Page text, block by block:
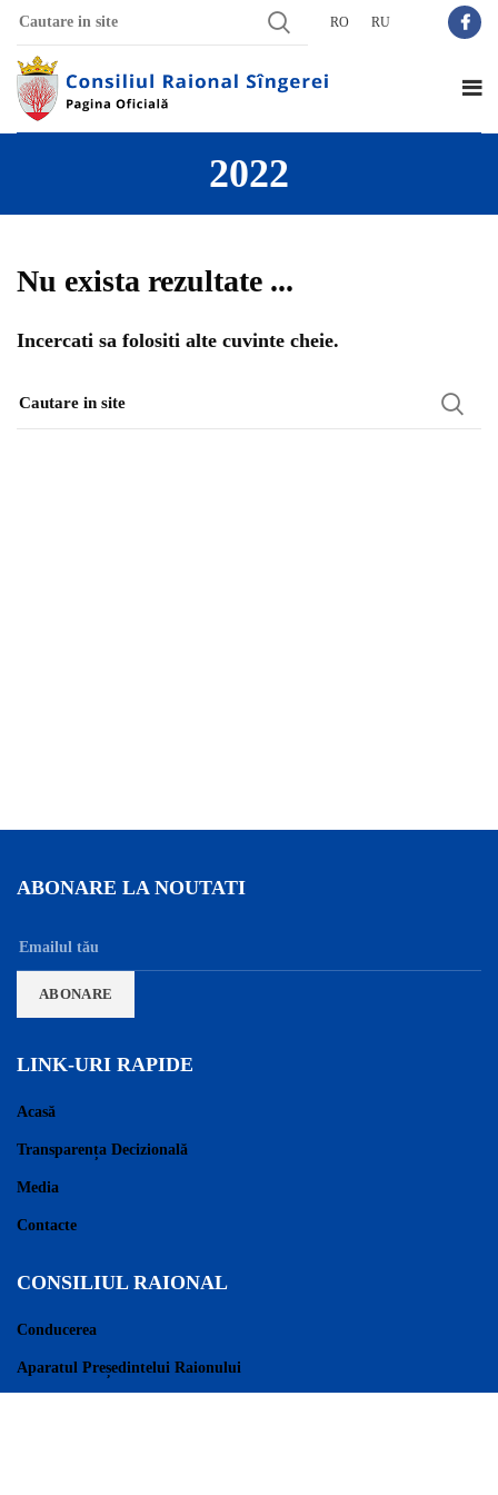
RO RU
2022
Nu exista rezultate ...
Incercati sa folositi alte cuvinte cheie.
ABONARE LA NOUTATI
LINK-URI RAPIDE
Acasă
Transparența Decizională
Media
Contacte
CONSILIUL RAIONAL
Conducerea
Aparatul Președintelui Raionului